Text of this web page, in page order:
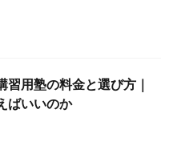
習用塾の料金と選び方｜
ばいいのか